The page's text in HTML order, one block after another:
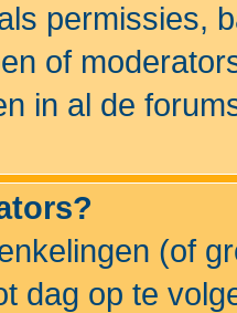
permissies,
of
in al de
(of
dag op te